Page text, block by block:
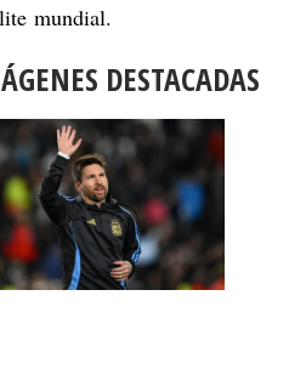
mundial.
DESTACADAS